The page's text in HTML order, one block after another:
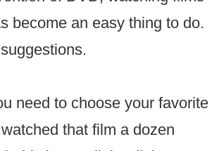
become an easy thing to do.
need to choose your favorite
that film a dozen